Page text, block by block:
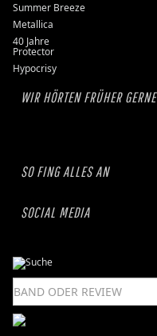
Summer Breeze
Metallica
40 Jahre
Protector
Hypocrisy
WIR HÖRTEN FRÜHER GERNE
SO FING ALLES AN
SOCIAL MEDIA